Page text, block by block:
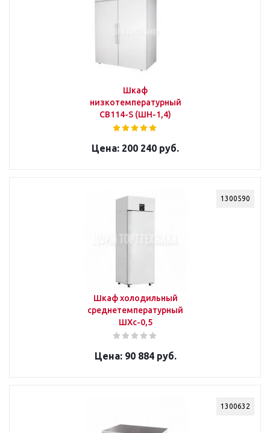
Шкаф
низкотемпературный
CB114-S (ШН-1,4)
200 240 руб.
1300590
Шкаф холодильный
среднетемпературный
ШХс-0,5
90 884 руб.
1300632